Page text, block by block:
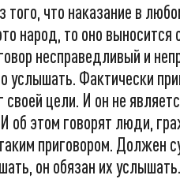
того, что наказание в
народ, то оно выносится
несправедливый и
услышать. Фактически
своей цели. И он не
об этом говорят люди,
приговором. Должен
он обязан их услышать.